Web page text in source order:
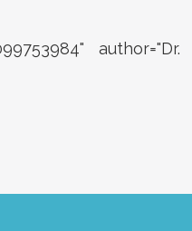
author="Dr.